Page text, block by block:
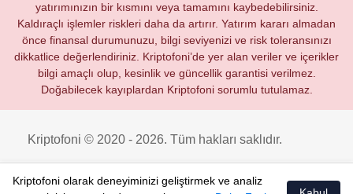
yatırımınızın bir kısmını veya tamamını kaybedebilirsiniz.
Kaldıraçlı işlemler riskleri daha da artırır. Yatırım kararı almadan
önce finansal durumunuzu, bilgi seviyenizi ve risk toleransınızı
dikkatlice değerlendiriniz. Kriptofoni’de yer alan veriler ve içerikler
bilgi amaçlı olup, kesinlik ve güncellik garantisi verilmez.
Doğabilecek kayıplardan Kriptofoni sorumlu tutulamaz.
Kriptofoni © 2020 - 2026. Tüm hakları saklıdır.
Kriptofoni olarak deneyiminizi geliştirmek ve analiz